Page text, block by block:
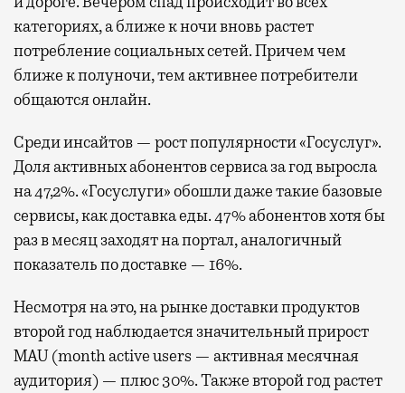
категориях, а ближе к ночи вновь растет
потребление социальных сетей. Причем чем
ближе к полуночи, тем активнее потребители
общаются онлайн.
Среди инсайтов — рост популярности «Госуслуг».
Доля активных абонентов сервиса за год выросла
на 47,2%. «Госуслуги» обошли даже такие базовые
сервисы, как доставка еды. 47% абонентов хотя бы
раз в месяц заходят на портал, аналогичный
показатель по доставке — 16%.
Несмотря на это, на рынке доставки продуктов
второй год наблюдается значительный прирост
MAU (month active users — активная месячная
аудитория) — плюс 30%. Также второй год растет